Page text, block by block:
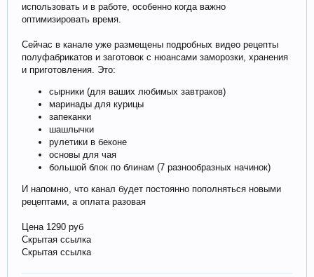
использовать и в работе, особенно когда важно
оптимизировать время.
Сейчас в канале уже размещены подробных видео рецепты
полуфабрикатов и заготовок с нюансами заморозки, хранения
и приготовления. Это:
сырники (для ваших любимых завтраков)
маринады для курицы
запеканки
шашлычки
рулетики в беконе
основы для чая
большой блок по блинам (7 разнообразных начинок)
И напомню, что канал будет постоянно пополняться новыми
рецептами, а оплата разовая
Цена 1290 руб
Скрытая ссылка
Скрытая ссылка